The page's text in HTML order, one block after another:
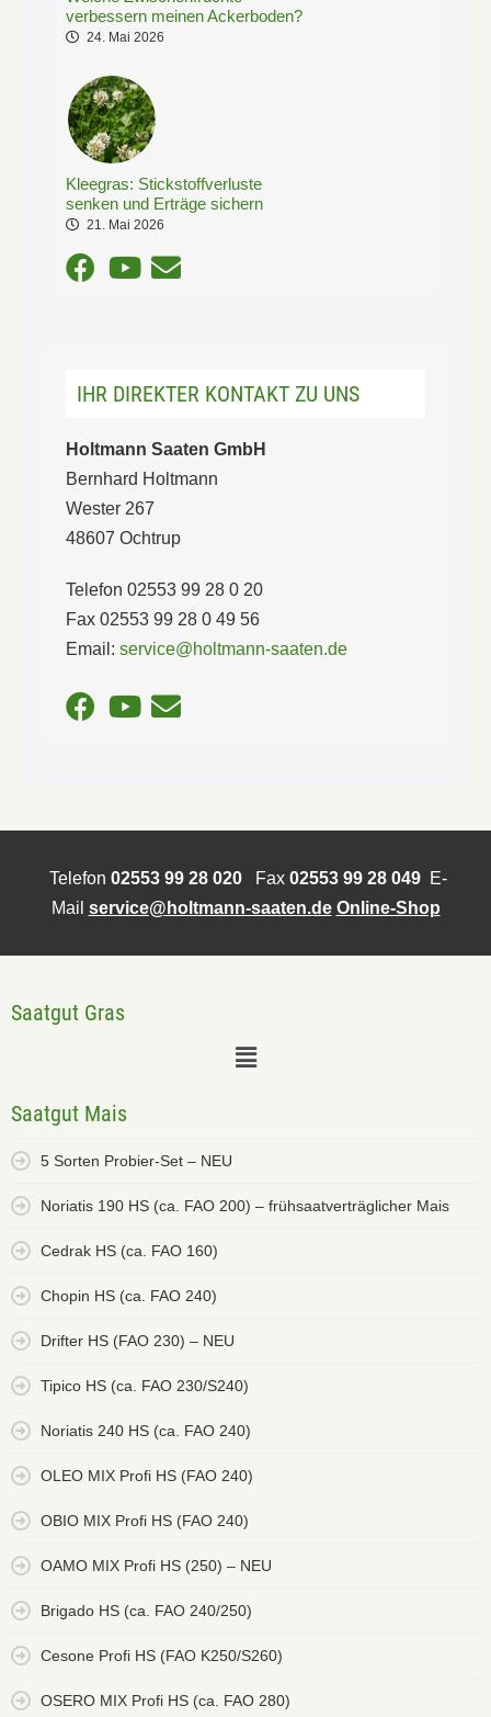
verbessern meinen Ackerboden?
24. Mai 2026
Kleegras: Stickstoffverluste
senken und Erträge sichern
21. Mai 2026
IHR DIREKTER KONTAKT ZU UNS
Holtmann Saaten GmbH
Bernhard Holtmann
Wester 267
48607 Ochtrup
Telefon 02553 99 28 0 20
Fax 02553 99 28 0 49 56
Email: service@holtmann-saaten.de
Telefon 02553 99 28 020Fax 02553 99 28 049E-
Mail service@holtmann-saaten.de Online-Shop
Saatgut Gras
Saatgut Mais
5 Sorten Probier-Set – NEU
Noriatis 190 HS (ca. FAO 200) – frühsaatverträglicher Mais
Cedrak HS (ca. FAO 160)
Chopin HS (ca. FAO 240)
Drifter HS (FAO 230) – NEU
Tipico HS (ca. FAO 230/S240)
Noriatis 240 HS (ca. FAO 240)
OLEO MIX Profi HS (FAO 240)
OBIO MIX Profi HS (FAO 240)
OAMO MIX Profi HS (250) – NEU
Brigado HS (ca. FAO 240/250)
Cesone Profi HS (FAO K250/S260)
OSERO MIX Profi HS (ca. FAO 280)